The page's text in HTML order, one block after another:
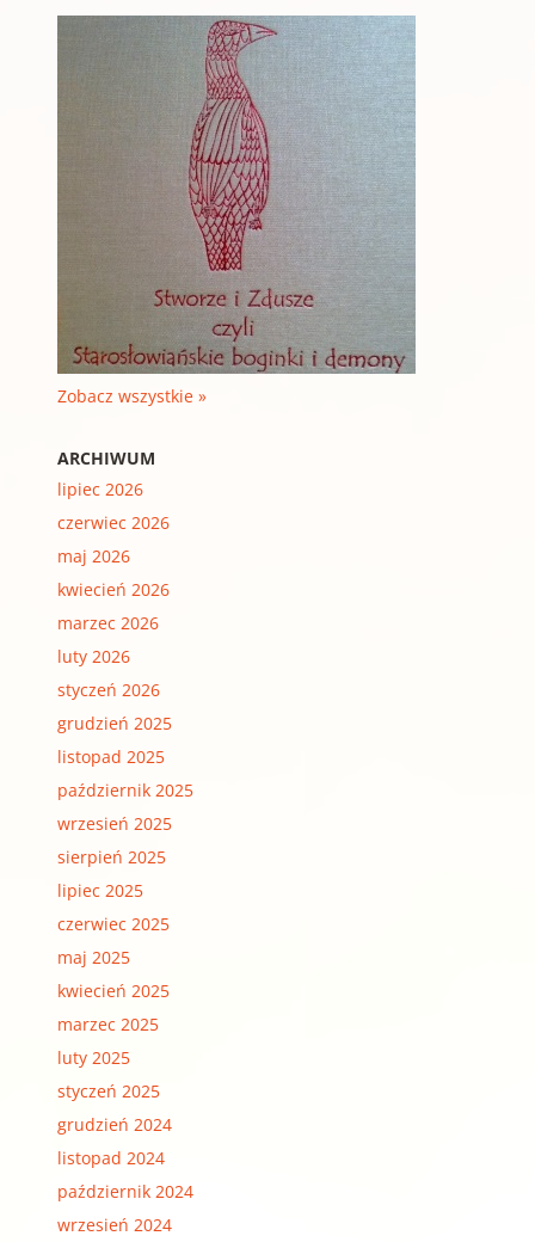
Zobacz wszystkie »
ARCHIWUM
lipiec 2026
czerwiec 2026
maj 2026
kwiecień 2026
marzec 2026
luty 2026
styczeń 2026
grudzień 2025
listopad 2025
październik 2025
wrzesień 2025
sierpień 2025
lipiec 2025
czerwiec 2025
maj 2025
kwiecień 2025
marzec 2025
luty 2025
styczeń 2025
grudzień 2024
listopad 2024
październik 2024
wrzesień 2024